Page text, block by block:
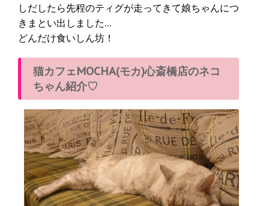
しだしたら先程のティグが走ってきて娘ちゃんにつ
きまとい出しました…
どんだけ食いしん坊！
猫カフェMOCHA(モカ)心斎橋店のネコ
ちゃん紹介♡